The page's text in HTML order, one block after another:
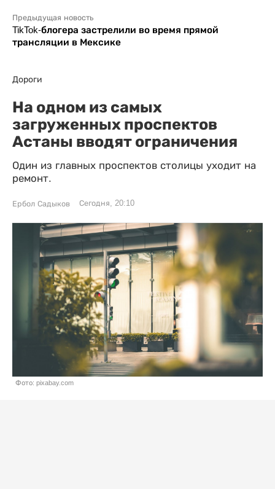
Предыдущая новость
TikTok-блогера застрелили во время прямой
трансляции в Мексике
Дороги
На одном из самых
загруженных проспектов
Астаны вводят ограничения
Один из главных проспектов столицы уходит на
ремонт.
Ербол Садыков Сегодня, 20:10
Фото: pixabay.com